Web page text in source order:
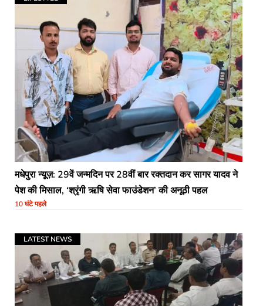
मधेपुरा न्यूज़: 29वें जन्मदिन पर 28वीं बार रक्तदान कर सागर यादव ने
पेश की मिसाल, ‘श्रृंगी ऋषि सेवा फाउंडेशन’ की अनूठी पहल
10 घंटे पहले
LATEST NEWS